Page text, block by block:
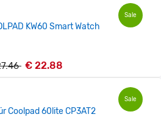
Sale
KW60 Smart Watch
€ 22.88
Sale
Coolpad 60lite CP3AT2